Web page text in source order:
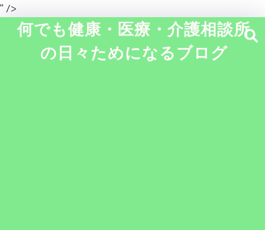
" />
何でも健康・医療・介護相談所
の日々ためになるブログ